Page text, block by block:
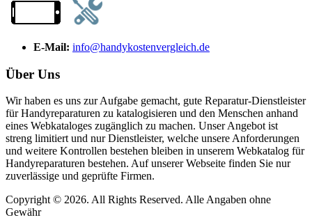
E-Mail: info@handykostenvergleich.de
Über Uns
Wir haben es uns zur Aufgabe gemacht, gute Reparatur-Dienstleister
für Handyreparaturen zu katalogisieren und den Menschen anhand
eines Webkataloges zugänglich zu machen. Unser Angebot ist
streng limitiert und nur Dienstleister, welche unsere Anforderungen
und weitere Kontrollen bestehen bleiben in unserem Webkatalog für
Handyreparaturen bestehen. Auf unserer Webseite finden Sie nur
zuverlässige und geprüfte Firmen.
Copyright © 2026. All Rights Reserved. Alle Angaben ohne
Gewähr